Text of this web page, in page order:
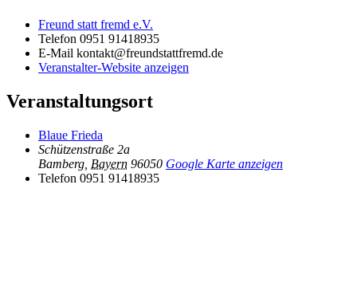
Freund statt fremd e.V.
Telefon 0951 91418935
E-Mail kontakt@freundstattfremd.de
Veranstalter-Website anzeigen
Veranstaltungsort
Blaue Frieda
Schützenstraße 2a
Bamberg Bayern 96050 Google Karte anzeigen
Telefon 0951 91418935